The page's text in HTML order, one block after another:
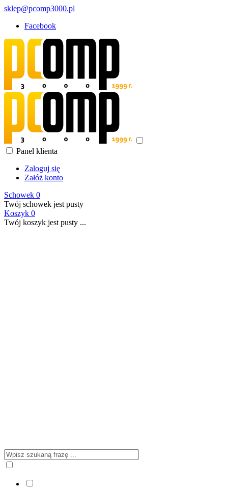
sklep@pcomp3000.pl
Facebook
Panel klienta
Zaloguj się
Załóż konto
Schowek 0
Twój schowek jest pusty
Koszyk 0
Twój koszyk jest pusty ...